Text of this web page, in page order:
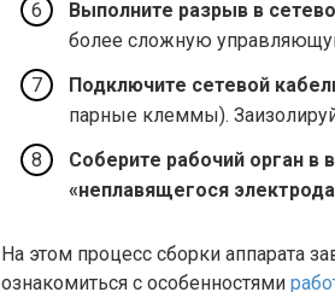
Выполните разрыв в
более сложную
Подключите сетевой
парные клеммы).
Соберите рабочий орган в
«неплавящегося
На этом процесс сборки аппарата
ознакомиться с особенностями